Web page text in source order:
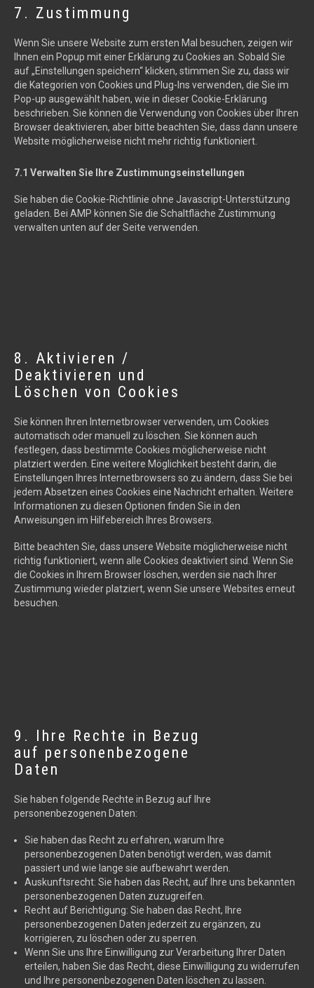
7. Zustimmung
Wenn Sie unsere Website zum ersten Mal besuchen, zeigen wir
Ihnen ein Popup mit einer Erklärung zu Cookies an. Sobald Sie
auf „Einstellungen speichern“ klicken, stimmen Sie zu, dass wir
die Kategorien von Cookies und Plug-Ins verwenden, die Sie im
Pop-up ausgewählt haben, wie in dieser Cookie-Erklärung
beschrieben. Sie können die Verwendung von Cookies über Ihren
Browser deaktivieren, aber bitte beachten Sie, dass dann unsere
Website möglicherweise nicht mehr richtig funktioniert.
7.1 Verwalten Sie Ihre Zustimmungseinstellungen
Sie haben die Cookie-Richtlinie ohne Javascript-Unterstützung
geladen. Bei AMP können Sie die Schaltfläche Zustimmung
verwalten unten auf der Seite verwenden.
8. Aktivieren /
Deaktivieren und
Löschen von Cookies
Sie können Ihren Internetbrowser verwenden, um Cookies
automatisch oder manuell zu löschen. Sie können auch
festlegen, dass bestimmte Cookies möglicherweise nicht
platziert werden. Eine weitere Möglichkeit besteht darin, die
Einstellungen Ihres Internetbrowsers so zu ändern, dass Sie bei
jedem Absetzen eines Cookies eine Nachricht erhalten. Weitere
Informationen zu diesen Optionen finden Sie in den
Anweisungen im Hilfebereich Ihres Browsers.
Bitte beachten Sie, dass unsere Website möglicherweise nicht
richtig funktioniert, wenn alle Cookies deaktiviert sind. Wenn Sie
die Cookies in Ihrem Browser löschen, werden sie nach Ihrer
Zustimmung wieder platziert, wenn Sie unsere Websites erneut
besuchen.
9. Ihre Rechte in Bezug
auf personenbezogene
Daten
Sie haben folgende Rechte in Bezug auf Ihre
personenbezogenen Daten:
Sie haben das Recht zu erfahren, warum Ihre
personenbezogenen Daten benötigt werden, was damit
passiert und wie lange sie aufbewahrt werden.
Auskunftsrecht: Sie haben das Recht, auf Ihre uns bekannten
personenbezogenen Daten zuzugreifen.
Recht auf Berichtigung: Sie haben das Recht, Ihre
personenbezogenen Daten jederzeit zu ergänzen, zu
korrigieren, zu löschen oder zu sperren.
Wenn Sie uns Ihre Einwilligung zur Verarbeitung Ihrer Daten
erteilen, haben Sie das Recht, diese Einwilligung zu widerrufen
und Ihre personenbezogenen Daten löschen zu lassen.